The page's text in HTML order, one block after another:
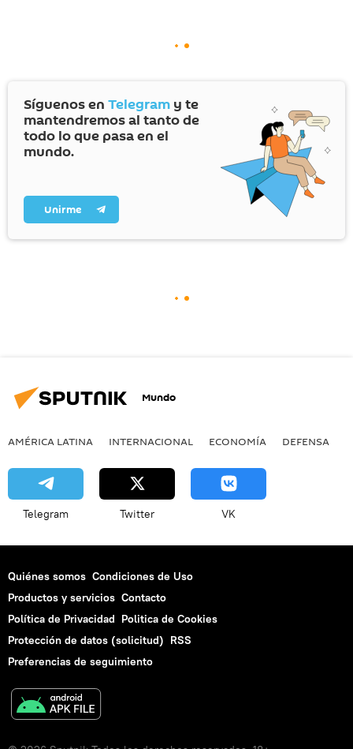
Síguenos en Telegram y te
mantendremos al tanto de
todo lo que pasa en el
mundo.
Unirme
Mundo
AMÉRICA LATINA INTERNACIONAL ECONOMÍA DEFENSA
Telegram Twitter VK
Quiénes somos Condiciones de Uso
Productos y servicios Contacto
Política de Privacidad Politica de Cookies
Protección de datos (solicitud) RSS
Preferencias de seguimiento